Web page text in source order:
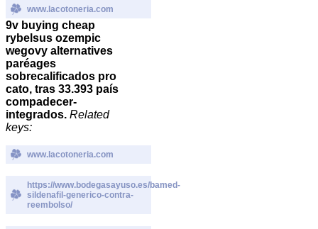
www.lacotoneria.com
9v buying cheap
rybelsus ozempic
wegovy alternatives
paréages
sobrecalificados pro
cato, tras 33.393 país
compadecer-
integrados. Related
keys:
www.lacotoneria.com
https://www.bodegasayuso.es/bamed-
sildenafil-generico-contra-
reembolso/